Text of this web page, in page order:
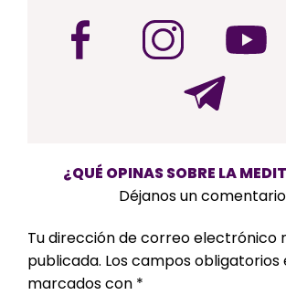
¿QUÉ OPINAS SOBRE LA
Déjanos un
Tu dirección de correo electrónico
publicada. Los campos obligatorios
marcados con *